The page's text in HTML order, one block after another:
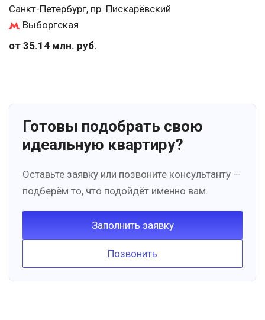
Санкт-Петербург, пр. Пискарёвский
Выборгская
от 35.14 млн. руб.
Готовы подобрать свою
идеальную квартиру?
Оставьте заявку или позвоните консультанту —
подберём то, что подойдёт именно вам.
Заполнить заявку
Позвонить